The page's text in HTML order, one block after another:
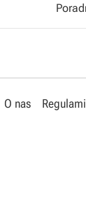
O nas